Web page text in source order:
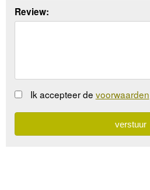
Review:
Ik accepteer de voorwaarden